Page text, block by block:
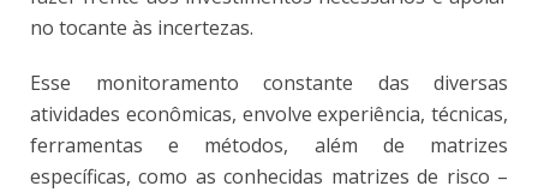
no tocante às incertezas.
Esse monitoramento constante das diversas
atividades econômicas, envolve experiência, técnicas,
ferramentas e métodos, além de matrizes
específicas, como as conhecidas matrizes de risco –